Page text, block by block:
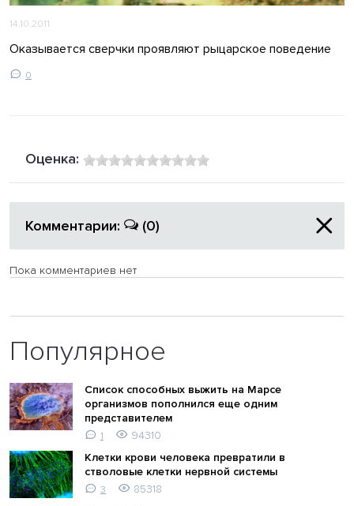
14.10.2011
Оказывается сверчки проявляют рыцарское поведение
0
Оценка:
Комментарии: (0)
Пока комментариев нет
Популярное
Список способных выжить на Марсе
организмов пополнился еще одним
представителем
1
94310
Клетки крови человека превратили в
стволовые клетки нервной системы
3
85318